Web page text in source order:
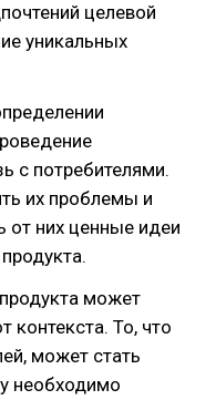
целевой
уникальных
с потребителями.
их проблемы и
от них ценные идеи
может
контекста. То, что
может стать
необходимо